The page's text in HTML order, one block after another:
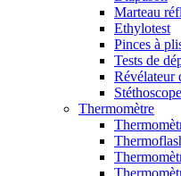
Marteau
Ethylotest
Pinces à
Tests de
Révélateur
Thermomètre